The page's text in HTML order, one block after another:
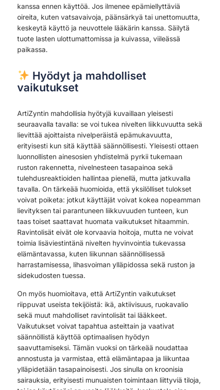
kanssa ennen käyttöä. Jos ilmenee epämiellyttäviä
oireita, kuten vatsavaivoja, päänsärkyä tai unettomuutta,
keskeytä käyttö ja neuvottele lääkärin kanssa. Säilytä
tuote lasten ulottumattomissa ja kuivassa, viileässä
paikassa.
Hyödyt ja mahdolliset
vaikutukset
ArtiZyntin mahdollisia hyötyjä kuvaillaan yleisesti
seuraavalla tavalla: se voi tukea nivelten liikkuvuutta sekä
lievittää ajoittaista nivelperäistä epämukavuutta,
erityisesti kun sitä käyttää säännöllisesti. Yleisesti ottaen
luonnollisten ainesosien yhdistelmä pyrkii tukemaan
ruston rakennetta, nivelnesteen tasapainoa sekä
tulehdusreaktioiden hallintaa pienellä, mutta jatkuvalla
tavalla. On tärkeää huomioida, että yksilölliset tulokset
voivat poiketa: jotkut käyttäjät voivat kokea nopeamman
lievityksen tai parantuneen liikkuvuuden tunteen, kun
taas toiset saattavat huomata vaikutukset hitaammin.
Ravintolisät eivät ole korvaavia hoitoja, mutta ne voivat
toimia lisäviestintänä nivelten hyvinvointia tukevassa
elämäntavassa, kuten liikunnan säännöllisessä
harrastamisessa, lihasvoiman ylläpidossa sekä ruston ja
sidekudosten tuessa.
On myös huomioitava, että ArtiZyntin vaikutukset
riippuvat useista tekijöistä: ikä, aktiivisuus, ruokavalio
sekä muut mahdolliset ravintolisät tai lääkkeet.
Vaikutukset voivat tapahtua asteittain ja vaativat
säännöllistä käyttöä optimaalisen hyödyn
saavuttamiseksi. Tämän vuoksi on tärkeää noudattaa
annostusta ja varmistaa, että elämäntapaa ja liikuntaa
ylläpidetään tasapainoisesti. Jos sinulla on kroonisia
sairauksia, erityisesti munuaisten toimintaan liittyviä tiloja,